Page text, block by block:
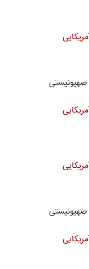
صهیونیستی
صهیونیستی